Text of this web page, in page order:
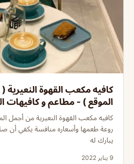
كافيه مكعب القهوة النعيرية (
الموقع ) - مطاعم و كافيهات
كافيه مكعب القهوة النعيرية من أجمل
روعة طعمها وأسعاره منافسة يكفي أن
يبارك له
9 يناير 2022